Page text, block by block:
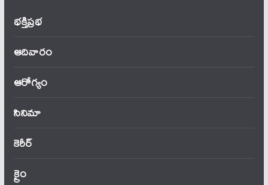
భక్తిప్రభ
ఆదివారం
ఆరోగ్యం
సినిమా
కెరీర్
క్రైం